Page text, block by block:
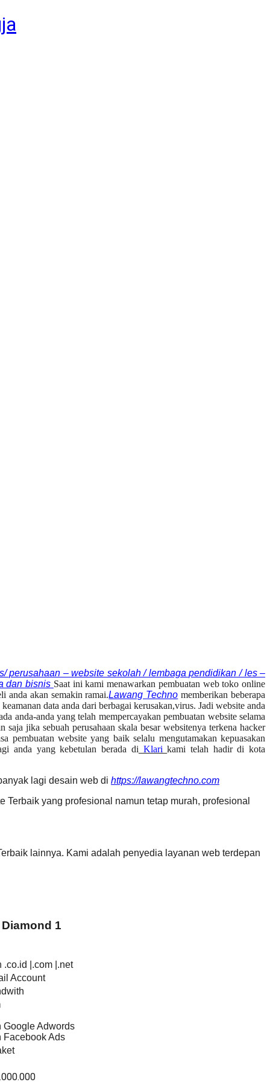
perusahaan – website sekolah / lembaga pendidikan / les –
dan bisnis Saat ini kami menawarkan pembuatan web toko online
anda akan semakin ramai.Lawang Techno memberikan beberapa
data anda dari berbagai kerusakan,virus. Jadi website anda
anda-anda yang telah mempercayakan pembuatan website selama
jika sebuah perusahaan skala besar websitenya terkena hacker
website yang baik selalu mengutamakan kepuasakan
anda yang kebetulan berada di Klarikami telah hadir di kota
lagi desain web di https://lawangtechno.com
yang profesional namun tetap murah, profesional
lainnya. Kami adalah penyedia layanan web terdepan
1
.co.id |.com |.net
Account
Google Adwords
Facebook Ads